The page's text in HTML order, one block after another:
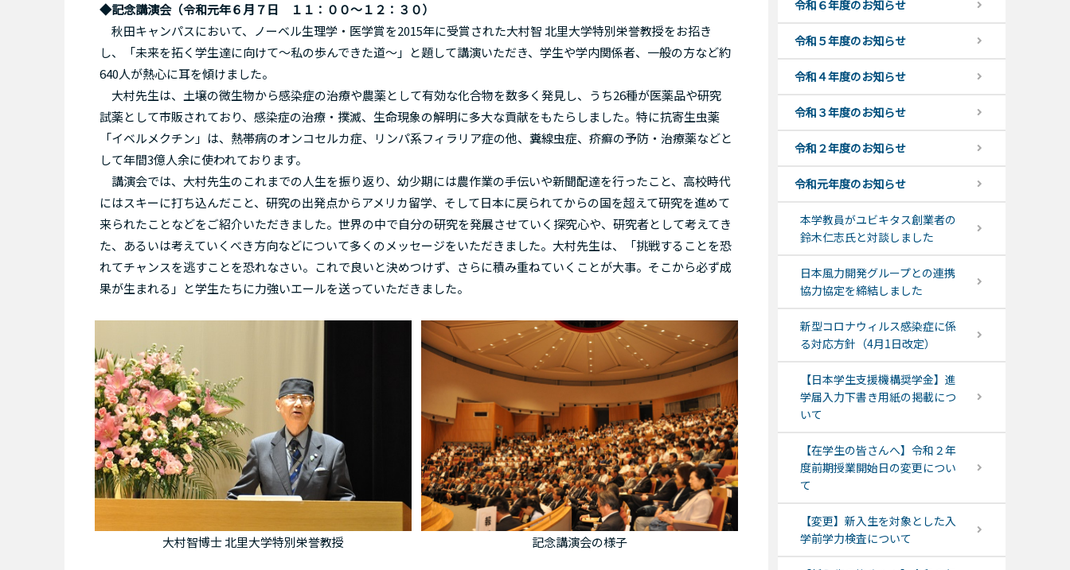
◆記念講演会（令和元年６月７日 １１：００～１２：３０）
秋田キャンパスにおいて、ノーベル生理学・医学賞を2015年に受賞された大村智 北里大学特別栄誉教授をお招き
し、「未来を拓く学生達に向けて～私の歩んできた道～」と題して講演いただき、学生や学内関係者、一般の方など約
640人が熱心に耳を傾けました。
大村先生は、土壌の微生物から感染症の治療や農薬として有効な化合物を数多く発見し、うち26種が医薬品や研究
試薬として市販されており、感染症の治療・撲滅、生命現象の解明に多大な貢献をもたらしました。特に抗寄生虫薬
「イベルメクチン」は、熱帯病のオンコセルカ症、リンパ系フィラリア症の他、糞線虫症、疥癬の予防・治療薬などと
して年間3億人余に使われております。
講演会では、大村先生のこれまでの人生を振り返り、幼少期には農作業の手伝いや新聞配達を行ったこと、高校時代
にはスキーに打ち込んだこと、研究の出発点からアメリカ留学、そして日本に戻られてからの国を超えて研究を進めて
来られたことなどをご紹介いただきました。世界の中で自分の研究を発展させていく探究心や、研究者として考えてき
た、あるいは考えていくべき方向などについて多くのメッセージをいただきました。大村先生は、「挑戦することを恐
れてチャンスを逃すことを恐れなさい。これで良いと決めつけず、さらに積み重ねていくことが大事。そこから必ず成
果が生まれる」と学生たちに力強いエールを送っていただきました。
大村智博士 北里大学特別栄誉教授 記念講演会の様子
令和６年度のお知らせ
令和５年度のお知らせ
令和４年度のお知らせ
令和３年度のお知らせ
令和２年度のお知らせ
令和元年度のお知らせ
本学教員がユビキタス創業者の
鈴木仁志氏と対談しました
日本風力開発グループとの連携
協力協定を締結しました
新型コロナウィルス感染症に係
る対応方針（4月1日改定）
【日本学生支援機構奨学金】進
学届入力下書き用紙の掲載につ
いて
【在学生の皆さんへ】令和２年
度前期授業開始日の変更につい
て
【変更】新入生を対象とした入
学前学力検査について